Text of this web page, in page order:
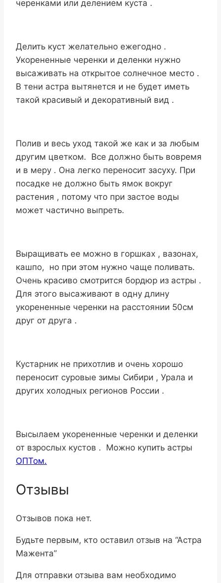
черенками или делением куста .
Делить куст желательно ежегодно .
Укорененные черенки и деленки нужно
высаживать на открытое солнечное место .
В тени астра вытянется и не будет иметь
такой красивый и декоративный вид .
Полив и весь уход такой же как и за любым
другим цветком. Все должно быть вовремя
и в меру . Она легко переносит засуху. При
посадке не должно быть ямок вокруг
растения , потому что при застое воды
может частично выпреть.
Выращивать ее можно в горшках , вазонах,
кашпо, но при этом нужно чаще поливать.
Очень красиво смотрится бордюр из астры .
Для этого высаживают в одну длину
укорененные черенки на расстоянии 50см
друг от друга .
Кустарник не прихотлив и очень хорошо
переносит суровые зимы Сибири , Урала и
других холодных регионов России .
Высылаем укорененные черенки и деленки
от взрослых кустов . Можно купить астры
ОПТом.
Отзывы
Отзывов пока нет.
Будьте первым, кто оставил отзыв на “Астра
Мажента”
Для отправки отзыва вам необходимо